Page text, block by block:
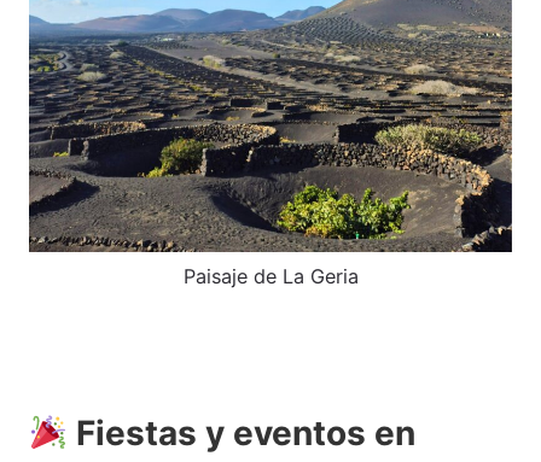
Paisaje de La Geria
Fiestas y eventos en